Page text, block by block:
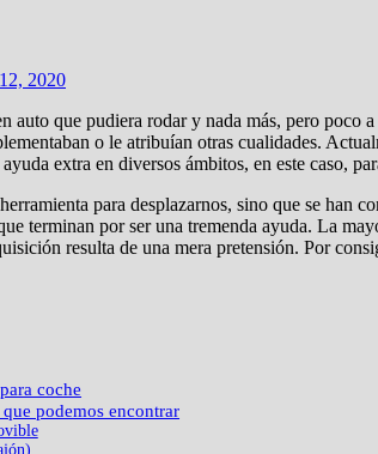
2020
auto que pudiera rodar y nada más, pero
o le atribuían otras cualidades.
extra en diversos ámbitos, en este caso,
para desplazarnos, sino que se han
terminan por ser una tremenda ayuda. La
resulta de una mera pretensión. Por
coche
podemos encontrar